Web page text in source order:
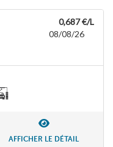
0,687 €/L
08/08/26
AFFICHER LE DÉTAIL